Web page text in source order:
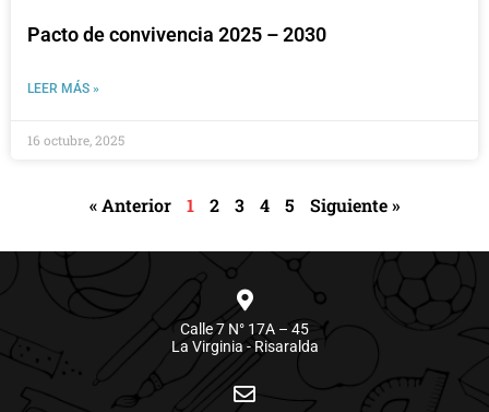
Pacto de convivencia 2025 – 2030
LEER MÁS »
16 octubre, 2025
« Anterior 1 2 3 4 5 Siguiente »
Calle 7 N° 17A – 45
La Virginia - Risaralda